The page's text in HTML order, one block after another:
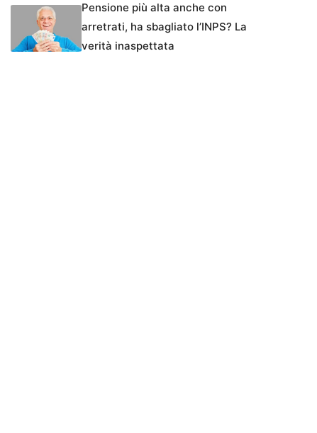
Pensione più alta anche con
arretrati, ha sbagliato l’INPS? La
verità inaspettata